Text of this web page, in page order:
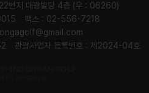
번지 대광빌딩 4층 (우 : 06260)
팩스 : 02-556-7218
관광사업자 등록번호 : 제2024-04호